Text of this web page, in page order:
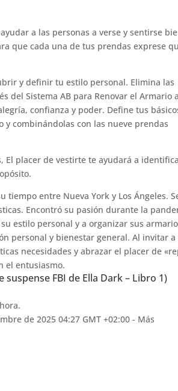
a las personas a verse y sentirse
que cada una de tus prendas exprese
y definir tu estilo personal. Elimina las
del Sistema AB para Renovar el Armario
confianza y poder. Define tus
combinándolas con las nueve prendas
El placer de vestirte te ayudará a
tiempo entre Nueva York y Los Ángeles.
Encontró su pasión durante la
estilo personal y a organizar sus
personal y bienestar general. Al invitar a
necesidades y abrazar el placer de
el entusiasmo.
FBI de Ella Dark – Libro 1)
de 2025 04:27 GMT +02:00 - Más